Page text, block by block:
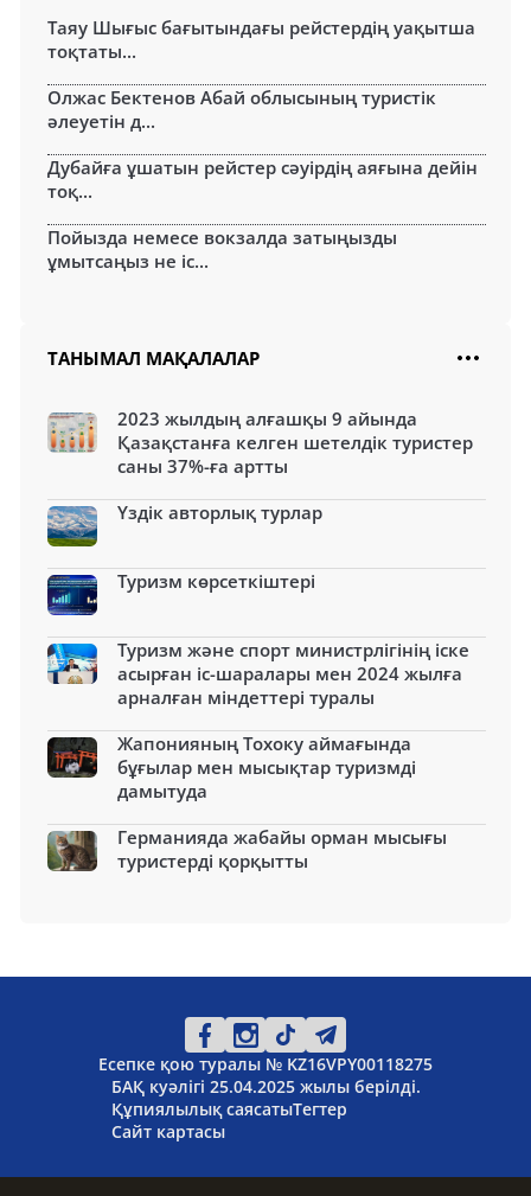
Таяу Шығыс бағытындағы рейстердің уақытша
тоқтаты...
Олжас Бектенов Абай облысының туристік
әлеуетін д...
Дубайға ұшатын рейстер сәуірдің аяғына дейін
тоқ...
Пойызда немесе вокзалда затыңызды
ұмытсаңыз не іс...
ТАНЫМАЛ МАҚАЛАЛАР
2023 жылдың алғашқы 9 айында
Қазақстанға келген шетелдік туристер
саны 37%-ға артты
Үздік авторлық турлар
Туризм көрсеткіштері
Туризм және спорт министрлігінің іске
асырған іс-шаралары мен 2024 жылға
арналған міндеттері туралы
Жапонияның Тохоку аймағында
бұғылар мен мысықтар туризмді
дамытуда
Германияда жабайы орман мысығы
туристерді қорқытты
Есепке қою туралы № KZ16VPY00118275
БАҚ куәлігі 25.04.2025 жылы берілді.
Құпиялылық саясатыТегтер
Сайт картасы